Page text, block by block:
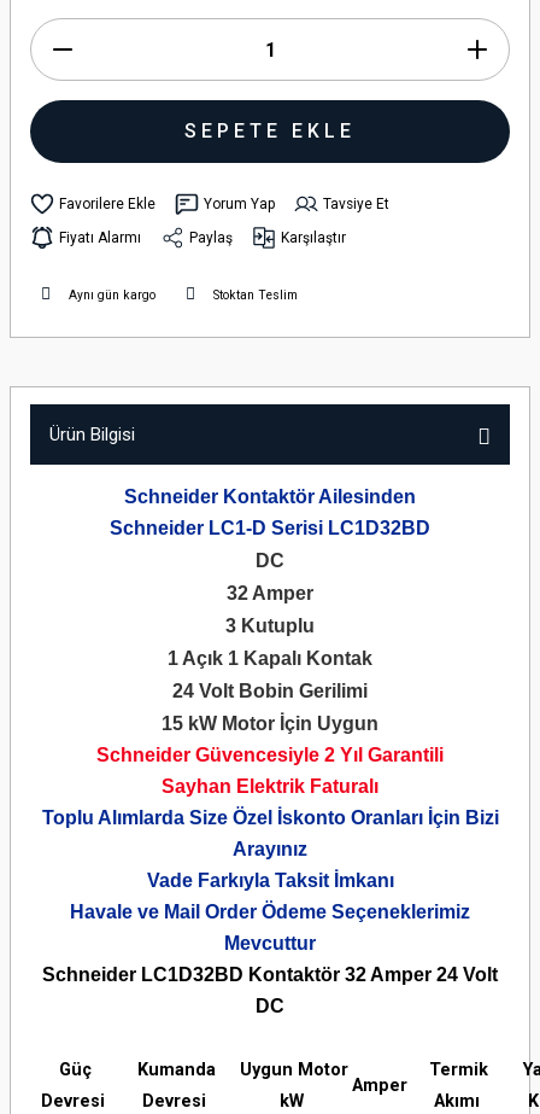
SEPETE EKLE
Yorum Yap
Tavsiye Et
Fiyatı Alarmı
Paylaş Karşılaştır
Aynı gün kargo Stoktan Teslim
Ürün Bilgisi
Schneider Kontaktör Ailesinden
Schneider LC1-D Serisi LC1D32BD
DC
32 Amper
3 Kutuplu
1 Açık 1 Kapalı Kontak
24 Volt Bobin Gerilimi
15 kW Motor İçin Uygun
Schneider Güvencesiyle 2 Yıl Garantili
Sayhan Elektrik Faturalı
Toplu Alımlarda Size Özel İskonto Oranları İçin Bizi
Arayınız
Vade Farkıyla Taksit İmkanı
Havale ve Mail Order Ödeme Seçeneklerimiz
Mevcuttur
Schneider LC1D32BD Kontaktör 32 Amper 24 Volt
DC
Güç
Devresi
Kumanda
Devresi
Uygun Motor
kW
Amper
Termik
Akımı